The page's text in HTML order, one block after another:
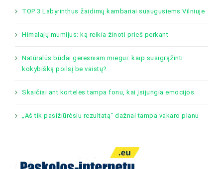
TOP 3 Labyrinthus žaidimų kambariai suaugusiems Vilniuje
Himalajų mumijus: ką reikia žinoti prieš perkant
Natūralūs būdai geresniam miegui: kaip susigrąžinti
kokybišką poilsį be vaistų?
Skaičiai ant kortelės tampa fonu, kai įsijungia emocijos
„Aš tik pasižiūrėsiu rezultatą“ dažnai tampa vakaro planu